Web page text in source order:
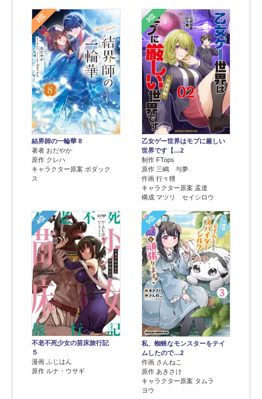
2位
結界師の一輪華 8
著者 おだやか
原作 クレハ
キャラクター原案 ボダック
ス
3位
乙女ゲー世界はモブに厳しい
世界です【…2
制作 FTops
原作 三嶋 与夢
作画 行々狸
キャラクター原案 孟達
構成 マツリ セイシロウ
4位
不老不死少女の苗床旅行記
５
漫画 ふじはん
原作 ルナ・ウサギ
5位
私、蜘蛛なモンスターをテイ
ムしたので…2
作画 さんねこ
原作 あきさけ
キャラクター原案 タムラ
ヨウ